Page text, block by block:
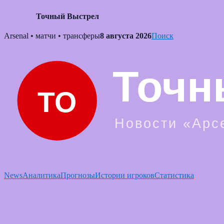
Точный Выстрел
Skip
Arsenal • матчи • трансферы8 августа 2026Поиск
NewsАналитикаПрогнозыИстории игроковСтатистика